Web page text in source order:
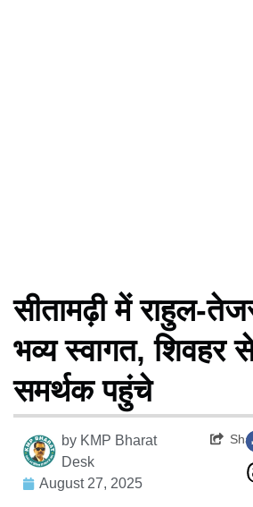
सीतामढ़ी में राहुल-
भव्य स्वागत, शिवहर
समर्थक पहुंचे
by KMP Bharat
Desk
August 27, 2025